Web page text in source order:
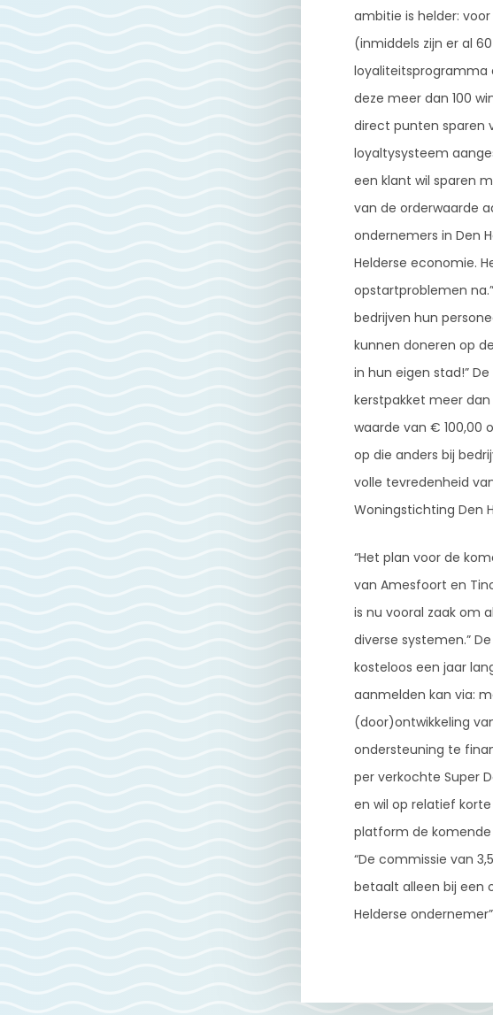
ambitie is helder:
(inmiddels zijn er al
loyaliteitsprogramma
deze meer dan 100
direct punten sparen
loyaltysysteem
een klant wil sparen
van de orderwaarde
ondernemers in Den
Helderse economie.
opstartproblemen
bedrijven hun
kunnen doneren op
in hun eigen stad!”
kerstpakket meer
waarde van € 100,00
op die anders bij
volle tevredenheid
Woningstichting Den
“Het plan voor de
van Amesfoort en
is nu vooral zaak om
diverse systemen.”
kosteloos een jaar
aanmelden kan via:
(door)ontwikkeling
ondersteuning te
per verkochte Super
en wil op relatief
platform de
“De commissie van
betaalt alleen bij een
Helderse